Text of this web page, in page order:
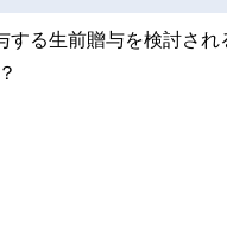
する生前贈与を検討さ